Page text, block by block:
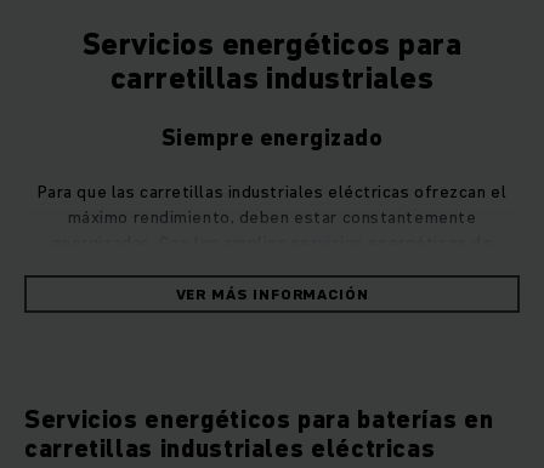
Servicios energéticos para
carretillas industriales
Siempre energizado
Para que las carretillas industriales eléctricas ofrezcan el
máximo rendimiento, deben estar constantemente
lo que le permitirá tener una cosa menos de qué
preocuparse.
Una batería agotada y su equipo se detiene. Esta es la peor
VER MÁS INFORMACIÓN
Servicios energéticos para baterías en
carretillas industriales eléctricas